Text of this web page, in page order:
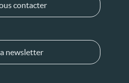
contacter
newsletter